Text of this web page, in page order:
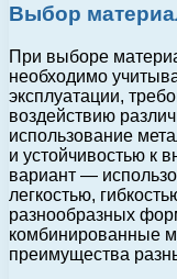
Выбор
При выборе
необходимо
эксплуатации,
воздействию
использование
и устойчивостью к
вариант —
легкостью,
разнообразных
комбинированные
преимущества